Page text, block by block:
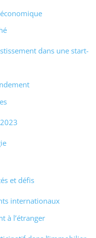
dans une start-
et défis
internationaux
à l’étranger